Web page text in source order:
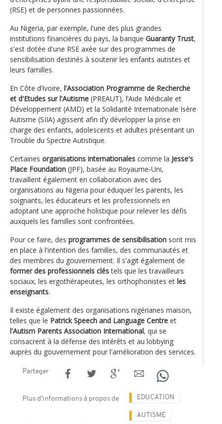
(RSE) et de personnes passionnées.
Au Nigeria, par exemple, l'une des plus grandes
institutions financières du pays, la banque Guaranty Trust,
s'est dotée d'une RSE axée sur des programmes de
sensibilisation destinés à soutenir les enfants autistes et
leurs familles.
En Côte d’Ivoire, l'Association Programme de Recherche
et d'Etudes sur l'Autisme (PREAUT), l’Aide Médicale et
Développement (AMD) et la Solidarité Internationale Isère
Autisme (SIIA) agissent afin d’y développer la prise en
charge des enfants, adolescents et adultes présentant un
Trouble du Spectre Autistique.
Certaines organisations internationales comme la Jesse's
Place Foundation (JPF), basée au Royaume-Uni,
travaillent également en collaboration avec des
organisations au Nigeria pour éduquer les parents, les
soignants, les éducateurs et les professionnels en
adoptant une approche holistique pour relever les défis
auxquels les familles sont confrontées.
Pour ce faire, des programmes de sensibilisation sont mis
en place à l'intention des familles, des communautés et
des membres du gouvernement. Il s'agit également de
former des professionnels cléstels que les travailleurs
sociaux, les ergothérapeutes, les orthophonistes et les
enseignants.
Il existe également des organisations nigérianes maison,
telles que le Patrick Speech and Language Centre et
l'Autism Parents Association International, qui se
consacrent à la défense des intérêts et au lobbying
auprès du gouvernement pour l'amélioration des services.
Partager
Plus d'informations à propos de EDUCATION
AUTISME